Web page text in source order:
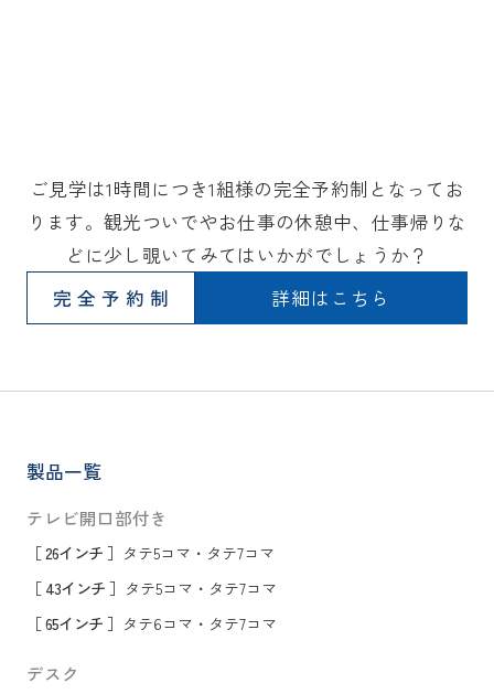
ご見学は1時間につき1組様の完全予約制となってお
ります。観光ついでやお仕事の休憩中、仕事帰りな
どに少し覗いてみてはいかがでしょうか？
完全予約制
詳細はこちら
製品一覧
テレビ開口部付き
［ 26インチ ］ タテ5コマ ・ タテ7コマ
［ 43インチ ］ タテ5コマ ・ タテ7コマ
［ 65インチ ］ タテ6コマ ・ タテ7コマ
デスク